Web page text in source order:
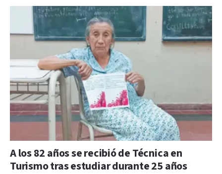
A los 82 años se recibió de Técnica en
Turismo tras estudiar durante 25 años